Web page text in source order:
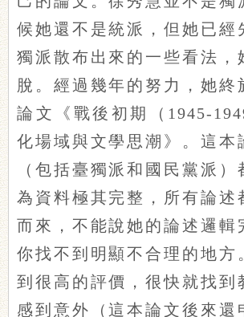
候她還不是統派，但她已經
獨派散布出來的一些看法，
脫。經過幾年的努力，她終
論文《戰後初期（1945-
化場域與文學思潮》。這本
（包括臺獨派和國民黨派）
為資料極其完整，所有論述
而來，不能說她的論述邏輯
你找不到明顯不合理的地方
到很高的評價，很快就找到
感到意外（這本論文後來還